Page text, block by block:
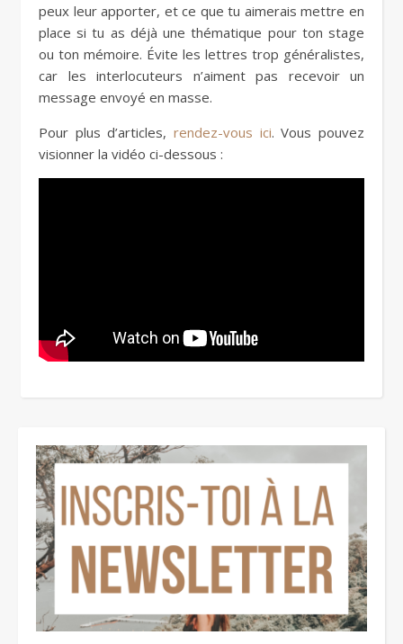
peux leur apporter, et ce que tu aimerais mettre en
place si tu as déjà une thématique pour ton stage
ou ton mémoire. Évite les lettres trop généralistes,
car les interlocuteurs n’aiment pas recevoir un
message envoyé en masse.
Pour plus d’articles, rendez-vous ici. Vous pouvez
visionner la vidéo ci-dessous :